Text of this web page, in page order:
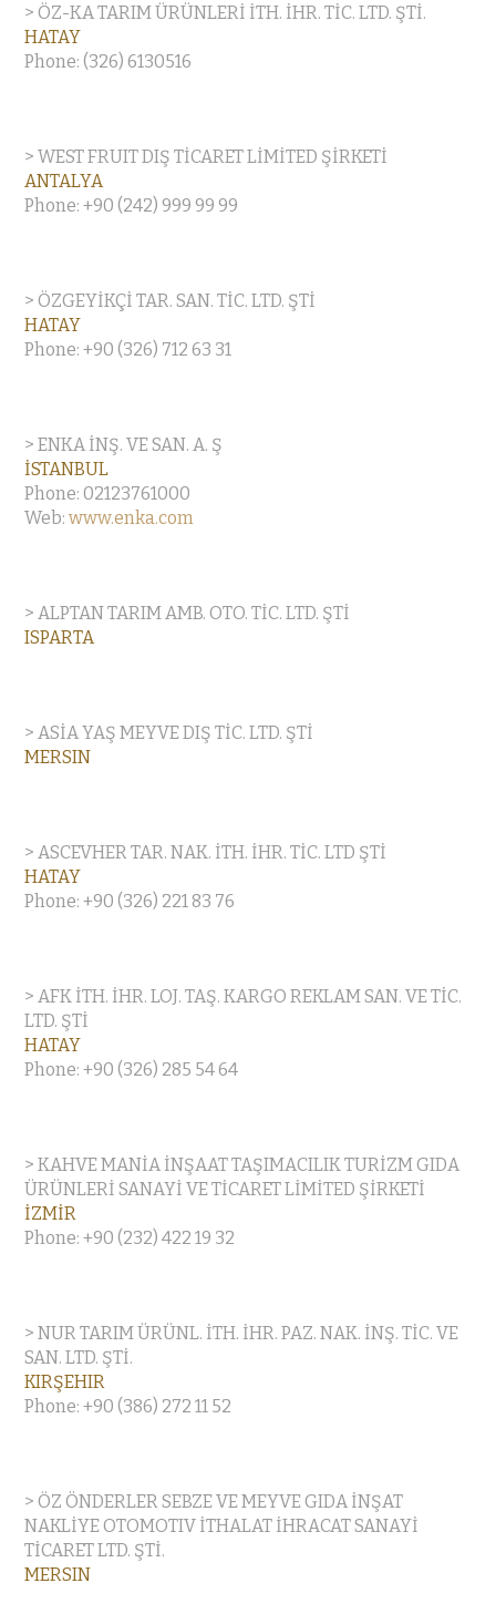
> ÖZ-KA TARIM ÜRÜNLERİ İTH. İHR. TİC. LTD. ŞTİ.
HATAY
Phone: (326) 6130516
> WEST FRUIT DIŞ TİCARET LİMİTED ŞİRKETİ
ANTALYA
Phone: +90 (242) 999 99 99
> ÖZGEYİKÇİ TAR. SAN. TİC. LTD. ŞTİ
HATAY
Phone: +90 (326) 712 63 31
> ENKA İNŞ. VE SAN. A. Ş
İSTANBUL
Phone: 02123761000
Web: www.enka.com
> ALPTAN TARIM AMB. OTO. TİC. LTD. ŞTİ
ISPARTA
> ASİA YAŞ MEYVE DIŞ TİC. LTD. ŞTİ
MERSIN
> ASCEVHER TAR. NAK. İTH. İHR. TİC. LTD ŞTİ
HATAY
Phone: +90 (326) 221 83 76
> AFK İTH. İHR. LOJ. TAŞ. KARGO REKLAM SAN. VE TİC.
LTD. ŞTİ
HATAY
Phone: +90 (326) 285 54 64
> KAHVE MANİA İNŞAAT TAŞIMACILIK TURİZM GIDA
ÜRÜNLERİ SANAYİ VE TİCARET LİMİTED ŞİRKETİ
İZMİR
Phone: +90 (232) 422 19 32
> NUR TARIM ÜRÜNL. İTH. İHR. PAZ. NAK. İNŞ. TİC. VE
SAN. LTD. ŞTİ.
KIRŞEHIR
Phone: +90 (386) 272 11 52
> ÖZ ÖNDERLER SEBZE VE MEYVE GIDA İNŞAT
NAKLİYE OTOMOTIV İTHALAT İHRACAT SANAYİ
TİCARET LTD. ŞTİ.
MERSIN